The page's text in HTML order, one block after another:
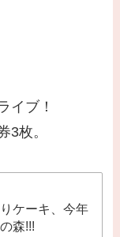
イブ！
3枚。
ケーキ、今年
森!!!